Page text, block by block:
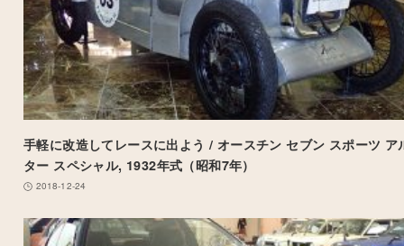
手軽に改造してレースに出よう / オースチン セブン スポーツ ア
ター スペシャル, 1932年式（昭和7年）
2018-12-24